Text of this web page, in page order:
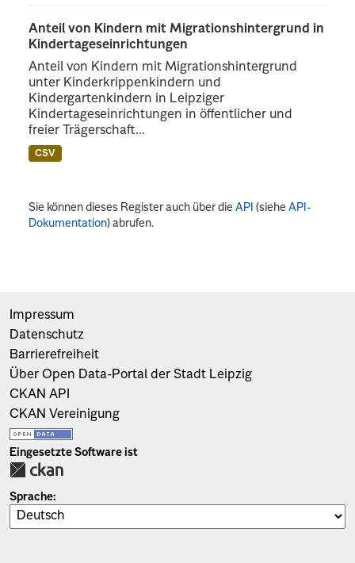
Anteil von Kindern mit Migrationshintergrund in
Kindertageseinrichtungen
Anteil von Kindern mit Migrationshintergrund
unter Kinderkrippenkindern und
Kindergartenkindern in Leipziger
Kindertageseinrichtungen in öffentlicher und
freier Trägerschaft...
CSV
Sie können dieses Register auch über dieAPI (sieheAPI-
Dokumentation) abrufen.
Impressum
Datenschutz
Barrierefreiheit
Über Open Data-Portal der Stadt Leipzig
CKAN API
CKAN Vereinigung
Eingesetzte Software ist
Sprache